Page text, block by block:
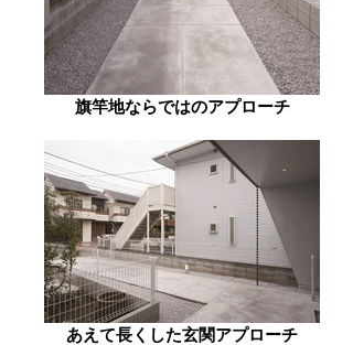
旗竿地ならではのアプローチ
あえて長くした玄関アプローチ